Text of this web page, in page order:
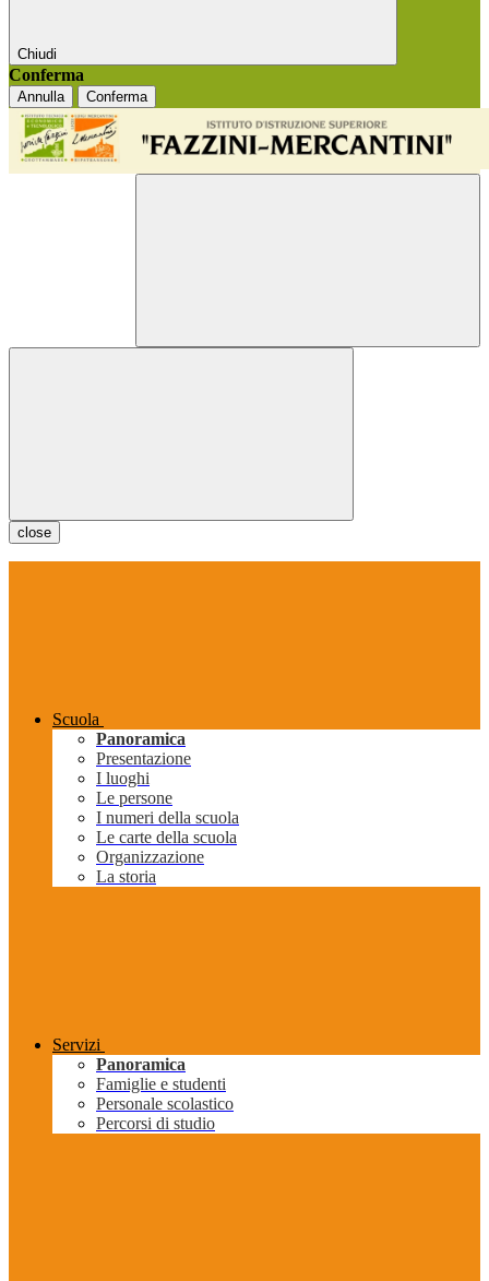
Chiudi
Conferma
Annulla Conferma
close
Scuola
Panoramica
Presentazione
I luoghi
Le persone
I numeri della scuola
Le carte della scuola
Organizzazione
La storia
Servizi
Panoramica
Famiglie e studenti
Personale scolastico
Percorsi di studio